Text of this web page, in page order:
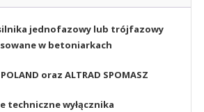
jednofazowy lub trójfazowy
w betoniarkach
oraz ALTRAD SPOMASZ
techniczne wyłącznika